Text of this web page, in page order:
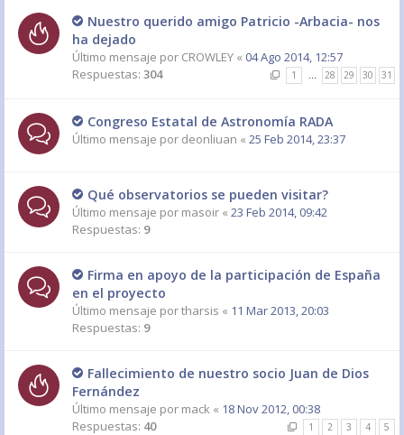
Nuestro querido amigo Patricio -Arbacia- nos
ha dejado
Último mensaje por CROWLEY « 04 Ago 2014, 12:57
Respuestas: 304 1 … 28 29 30 31
Congreso Estatal de Astronomía RADA
Último mensaje por deonliuan « 25 Feb 2014, 23:37
Qué observatorios se pueden visitar?
Último mensaje por masoir « 23 Feb 2014, 09:42
Respuestas: 9
Firma en apoyo de la participación de España
en el proyecto
Último mensaje portharsis « 11 Mar 2013, 20:03
Respuestas: 9
Fallecimiento de nuestro socio Juan de Dios
Fernández
Último mensaje por mack « 18 Nov 2012, 00:38
Respuestas: 40 1 2 3 4 5